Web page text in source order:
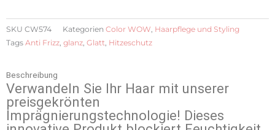
Strength
SKU CW574 Kategorien Color WOW, Haarpflege und Styling
Tags Anti Frizz, glanz, Glatt, Hitzeschutz
Beschreibung
Verwandeln Sie Ihr Haar mit unserer
preisgekrönten
Imprägnierungstechnologie! Dieses